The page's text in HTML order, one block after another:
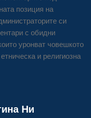
позиция на
си
с обидни
уронват човешкото
и религиозна
Ни